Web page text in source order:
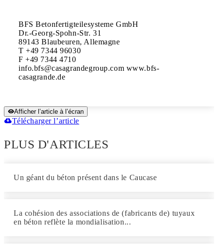
BFS Betonfertigteilesysteme GmbH
Dr.-Georg-Spohn-Str. 31
89143 Blaubeuren, Allemagne
T +49 7344 96030
F +49 7344 4710
info.bfs@casagrandegroup.com www.bfs-
casagrande.de
Afficher l’article à l’écran
Télécharger l’article
PLUS D'ARTICLES
Un géant du béton présent dans le Caucase
La cohésion des associations de (fabricants de) tuyaux
en béton reflète la mondialisation...